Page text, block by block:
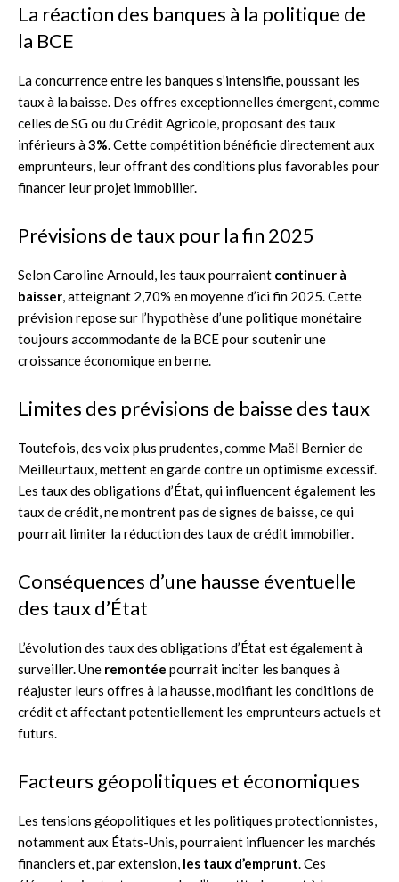
La réaction des banques à la politique de
la BCE
La concurrence entre les banques s’intensifie, poussant les
taux à la baisse. Des offres exceptionnelles émergent, comme
celles de SG ou du Crédit Agricole, proposant des taux
inférieurs à3%. Cette compétition bénéficie directement aux
emprunteurs, leur offrant des conditions plus favorables pour
financer leur projet immobilier.
Prévisions de taux pour la fin 2025
Selon Caroline Arnould, les taux pourraient continuer à
baisser, atteignant 2,70% en moyenne d’ici fin 2025. Cette
prévision repose sur l’hypothèse d’une politique monétaire
toujours accommodante de la BCE pour soutenir une
croissance économique en berne.
Limites des prévisions de baisse des taux
Toutefois, des voix plus prudentes, comme Maël Bernier de
Meilleurtaux, mettent en garde contre un optimisme excessif.
Les taux des obligations d’État, qui influencent également les
taux de crédit, ne montrent pas de signes de baisse, ce qui
pourrait limiter la réduction des taux de crédit immobilier.
Conséquences d’une hausse éventuelle
des taux d’État
L’évolution des taux des obligations d’État est également à
surveiller. Une remontée pourrait inciter les banques à
réajuster leurs offres à la hausse, modifiant les conditions de
crédit et affectant potentiellement les emprunteurs actuels et
futurs.
Facteurs géopolitiques et économiques
Les tensions géopolitiques et les politiques protectionnistes,
notamment aux États-Unis, pourraient influencer les marchés
financiers et, par extension, les taux d’emprunt. Ces